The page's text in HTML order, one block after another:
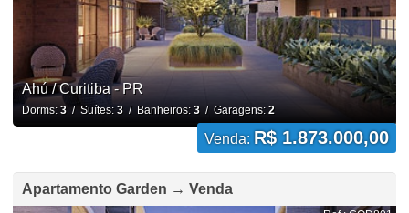
Ahú / Curitiba - PR
Dorms: 3/ Suítes: 3/ Banheiros: 3/ Garagens: 2
Venda: R$ 1.873.000,00
Apartamento Garden → Venda